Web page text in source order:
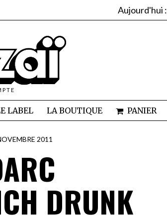
Aujourd'hui :
LABEL LA BOUTIQUE PANIER
2011
DRUNK